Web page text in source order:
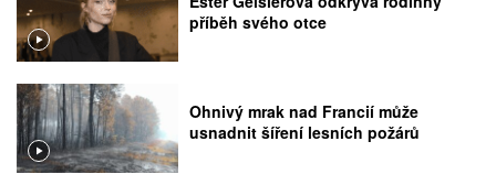
příběh svého otce
Ohnivý mrak nad Francií může
usnadnit šíření lesních požárů